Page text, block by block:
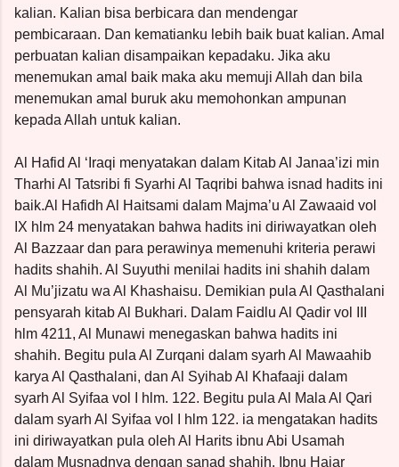
kalian. Kalian bisa berbicara dan mendengar
pembicaraan. Dan kematianku lebih baik buat kalian. Amal
perbuatan kalian disampaikan kepadaku. Jika aku
menemukan amal baik maka aku memuji Allah dan bila
menemukan amal buruk aku memohonkan ampunan
kepada Allah untuk kalian.
Al Hafid Al ‘Iraqi menyatakan dalam Kitab Al Janaa’izi min
Tharhi Al Tatsribi fi Syarhi Al Taqribi bahwa isnad hadits ini
baik.Al Hafidh Al Haitsami dalam Majma’u Al Zawaaid vol
IX hlm 24 menyatakan bahwa hadits ini diriwayatkan oleh
Al Bazzaar dan para perawinya memenuhi kriteria perawi
hadits shahih. Al Suyuthi menilai hadits ini shahih dalam
Al Mu’jizatu wa Al Khashaisu. Demikian pula Al Qasthalani
pensyarah kitab Al Bukhari. Dalam Faidlu Al Qadir vol III
hlm 4211, Al Munawi menegaskan bahwa hadits ini
shahih. Begitu pula Al Zurqani dalam syarh Al Mawaahib
karya Al Qasthalani, dan Al Syihab Al Khafaaji dalam
syarh Al Syifaa vol I hlm. 122. Begitu pula Al Mala Al Qari
dalam syarh Al Syifaa vol I hlm 122. ia mengatakan hadits
ini diriwayatkan pula oleh Al Harits ibnu Abi Usamah
dalam Musnadnya dengan sanad shahih. Ibnu Hajar